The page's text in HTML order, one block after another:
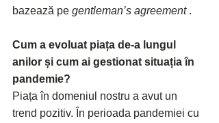
bazează pe gentleman’s agreement .
Cum a evoluat piața de-a lungul
anilor și cum ai gestionat situația în
pandemie?
Piața în domeniul nostru a avut un
trend pozitiv. În perioada pandemiei cu